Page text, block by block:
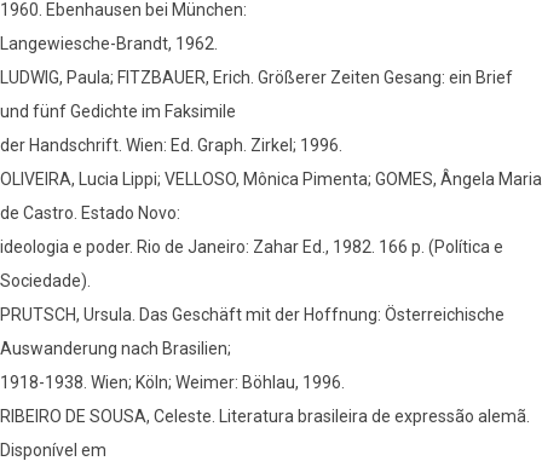
1960. Ebenhausen bei München:
Langewiesche-Brandt, 1962.
LUDWIG, Paula; FITZBAUER, Erich. Größerer Zeiten Gesang: ein Brief
und fünf Gedichte im Faksimile
der Handschrift. Wien: Ed. Graph. Zirkel; 1996.
OLIVEIRA, Lucia Lippi; VELLOSO, Mônica Pimenta; GOMES, Ângela Maria
de Castro. Estado Novo:
ideologia e poder. Rio de Janeiro: Zahar Ed., 1982. 166 p. (Política e
Sociedade).
PRUTSCH, Ursula. Das Geschäft mit der Hoffnung: Österreichische
Auswanderung nach Brasilien;
1918-1938. Wien; Köln; Weimer: Böhlau, 1996.
RIBEIRO DE SOUSA, Celeste. Literatura brasileira de expressão alemã.
Disponível em